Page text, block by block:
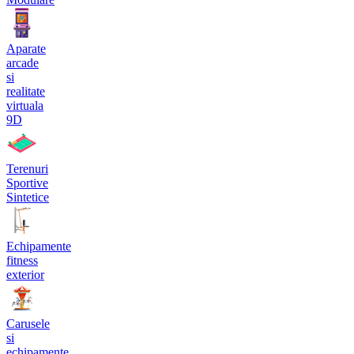
Aparate
arcade
si
realitate
virtuala
9D
Terenuri
Sportive
Sintetice
Echipamente
fitness
exterior
Carusele
si